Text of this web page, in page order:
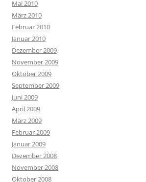
Mai 2010
März 2010
Februar 2010
Januar 2010
Dezember 2009
November 2009
Oktober 2009
September 2009
Juni 2009
April 2009
März 2009
Februar 2009
Januar 2009
Dezember 2008
November 2008
Oktober 2008